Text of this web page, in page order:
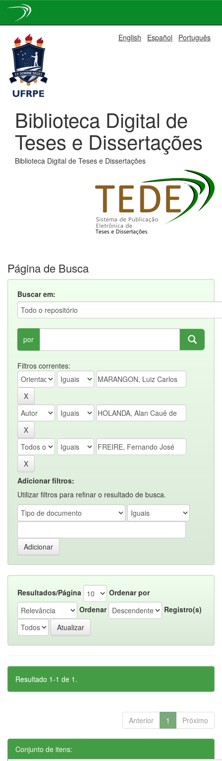
navigation
English Español Português
Biblioteca Digital de
Teses e Dissertações
Biblioteca Digital de Teses e Dissertações
Página de Busca
Buscar em:
por
Filtros correntes:
Adicionar filtros:
Utilizar filtros para refinar o resultado de busca.
Resultados/Página
Ordenar por
Ordenar
Registro(s)
Resultado 1-1 de 1.
Anterior 1 Próximo
Conjunto de itens: